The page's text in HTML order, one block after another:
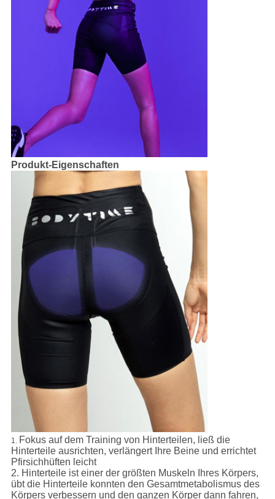
Produkt-Eigenschaften
1. Fokus auf dem Training von Hinterteilen, ließ die
Hinterteile ausrichten, verlängert Ihre Beine und errichtet
Pfirsichhüften leicht
2. Hinterteile ist einer der größten Muskeln Ihres Körpers,
übt die Hinterteile konnten den Gesamtmetabolismus des
Körpers verbessern und den ganzen Körper dann fahren,